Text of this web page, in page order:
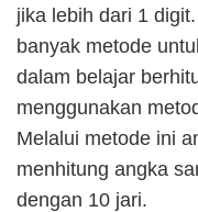
jika lebih dari 1
banyak metode
dalam belajar
menggunakan
Melalui metode ini
menhitung angka
dengan 10 jari.